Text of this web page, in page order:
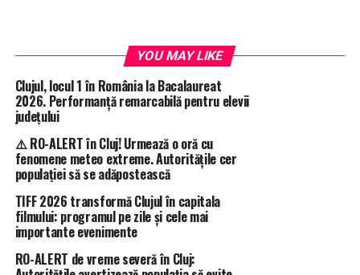
YOU MAY LIKE
Clujul, locul 1 în România la Bacalaureat
2026. Performanță remarcabilă pentru elevii
județului
⚠️ RO-ALERT în Cluj! Urmează o oră cu
fenomene meteo extreme. Autoritățile cer
populației să se adăpostească
TIFF 2026 transformă Clujul în capitala
filmului: programul pe zile și cele mai
importante evenimente
RO-ALERT de vreme severă în Cluj: